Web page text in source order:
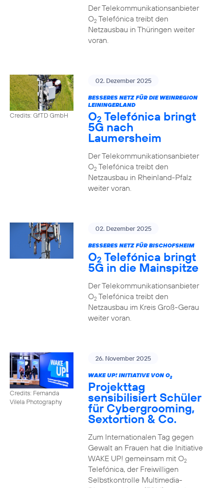
Der Telekommunikationsanbieter
O2Telefónica treibt den
Netzausbau in Thüringen weiter
voran.
Credits: GfTD GmbH
02. Dezember 2025
BESSERES NETZ FÜR DIE WEINREGION
LEININGERLAND
O2 Telefónica bringt
5G nach
Laumersheim
Der Telekommunikationsanbieter
O2Telefónica treibt den
Netzausbau in Rheinland-Pfalz
weiter voran.
02. Dezember 2025
BESSERES NETZ FÜR BISCHOFSHEIM
O2 Telefónica bringt
5G in die Mainspitze
Der Telekommunikationsanbieter
O2Telefónica treibt den
Netzausbau im Kreis Groß-Gerau
weiter voran.
Credits: Fernanda
Vilela Photography
26. November 2025
WAKE UP! INITIATIVE VON O2
Projekttag
sensibilisiert Schüler
für Cybergrooming,
Sextortion & Co.
Zum Internationalen Tag gegen
Gewalt an Frauen hat die Initiative
WAKE UP! gemeinsam mit O2
Telefónica, der Freiwilligen
Selbstkontrolle Multimedia-